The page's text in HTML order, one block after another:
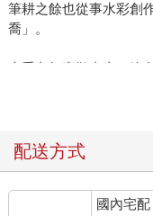
筆耕之餘也從事水彩創
喬」。
李喬老師喜歡畫山，綠
驗，賦予文學意義之後
是綠意渾然融入的「靈
的、執念定要歸來的鄉
李喬也曾畫《寒夜三部
配送方式
國內宅